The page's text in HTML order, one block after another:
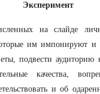
Эксперимент
на слайде
им импонируют и
подвести
качества,
и об